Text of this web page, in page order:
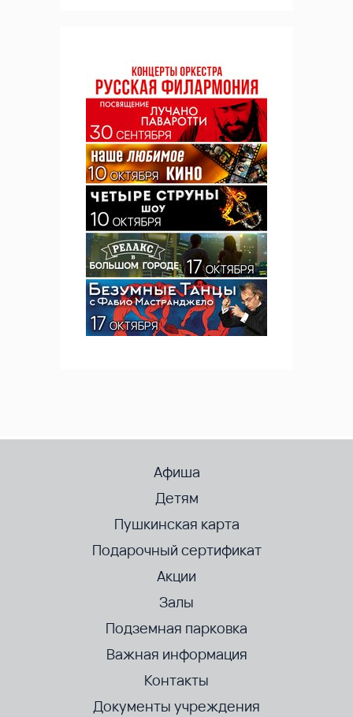
Афиша
Детям
Пушкинская карта
Подарочный сертификат
Акции
Залы
Подземная парковка
Важная информация
Контакты
Документы учреждения